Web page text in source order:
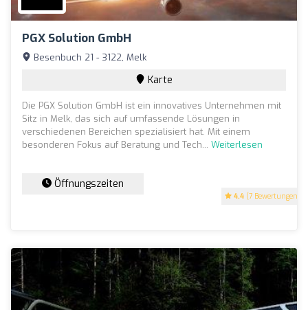
PGX Solution GmbH
4.4 (7 Bewertungen)
Besenbuch 21 - 3122, Melk
Karte
Die PGX Solution GmbH ist ein innovatives Unternehmen mit
Sitz in Melk, das sich auf umfassende Lösungen in
verschiedenen Bereichen spezialisiert hat. Mit einem
besonderen Fokus auf Beratung und Tech... Weiterlesen
Öffnungszeiten